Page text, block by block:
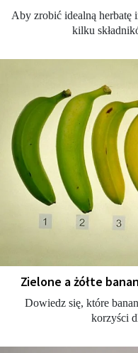
Aby zrobić idealną herbatę
kilku
Zielone a żółte
Dowiedz się, które
korzyści